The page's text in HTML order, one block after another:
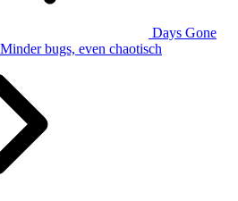
Days Gone
bugs, even chaotisch